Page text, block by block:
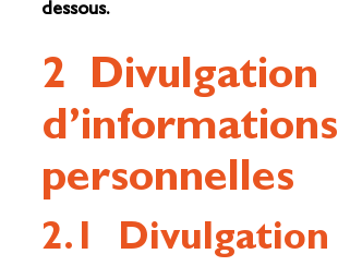
dessous.
2 Divulgation
d’informations
personnelles
2.1 Divulgation